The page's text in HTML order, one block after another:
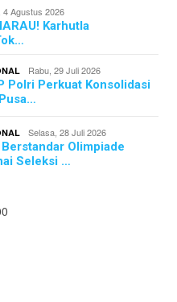
4 Agustus 2026
Karhutla
Rabu, 29 Juli 2026
Polri Perkuat Konsolidasi
Selasa, 28 Juli 2026
Olimpiade
Seleksi …